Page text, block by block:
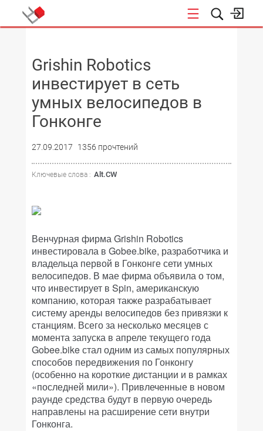
Grishin Robotics
инвестирует в сеть
умных велосипедов в
Гонконге
27.09.2017 1356 прочтений
Ключевые слова : Alt.CW
Венчурная фирма Grishin Robotics
инвестировала в Gobee.bike, разработчика и
владельца первой в Гонконге сети умных
велосипедов. В мае фирма объявила о том,
что инвестирует в Spin, американскую
компанию, которая также разрабатывает
систему аренды велосипедов без привязки к
станциям. Всего за несколько месяцев с
момента запуска в апреле текущего года
Gobee.bike стал одним из самых популярных
способов передвижения по Гонконгу
(особенно на короткие дистанции и в рамках
«последней мили»). Привлеченные в новом
раунде средства будут в первую очередь
направлены на расширение сети внутри
Гонконга.